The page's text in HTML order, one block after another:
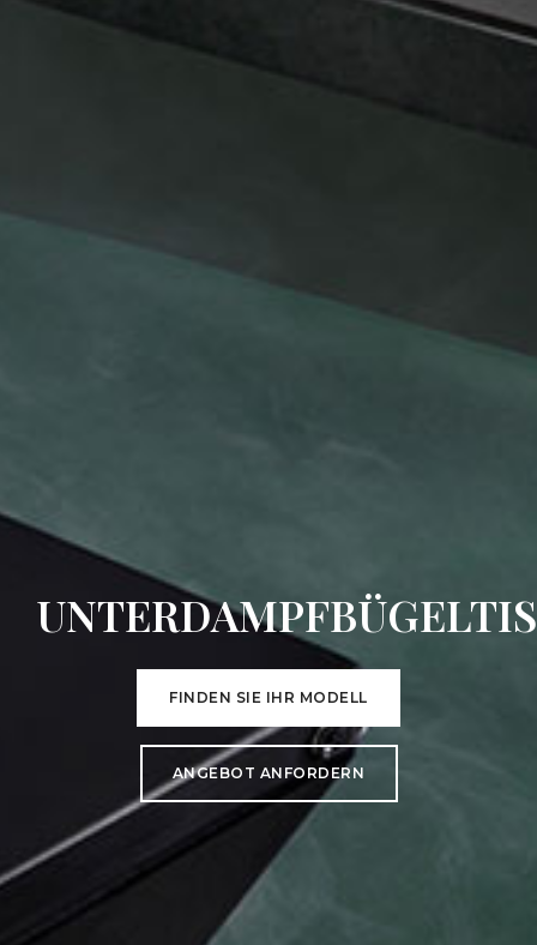
FINDEN SIE IHR MODELL
ANGEBOT ANFORDERN